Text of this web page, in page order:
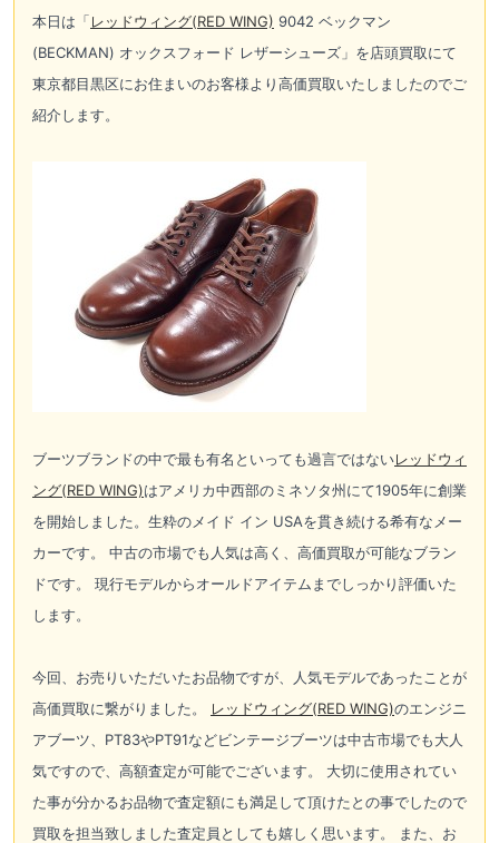
本日は「レッドウィング(RED WING) 9042 ベックマン
(BECKMAN) オックスフォード レザーシューズ」を店頭買取にて
東京都目黒区にお住まいのお客様より高価買取いたしましたのでご
紹介します。
ブーツブランドの中で最も有名といっても過言ではないレッドウィ
ング(RED WING)はアメリカ中西部のミネソタ州にて1905年に創業
を開始しました。生粋のメイド イン USAを貫き続ける希有なメー
カーです。 中古の市場でも人気は高く、高価買取が可能なブラン
ドです。 現行モデルからオールドアイテムまでしっかり評価いた
します。
今回、お売りいただいたお品物ですが、人気モデルであったことが
高価買取に繋がりました。
レッドウィング(RED WING)のエンジニ
アブーツ、PT83やPT91などビンテージブーツは中古市場でも大人
気ですので、高額査定が可能でございます。 大切に使用されてい
た事が分かるお品物で査定額にも満足して頂けたとの事でしたので
買取を担当致しました査定員としても嬉しく思います。 また、お